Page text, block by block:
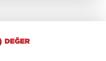
katılan başkan sayısını